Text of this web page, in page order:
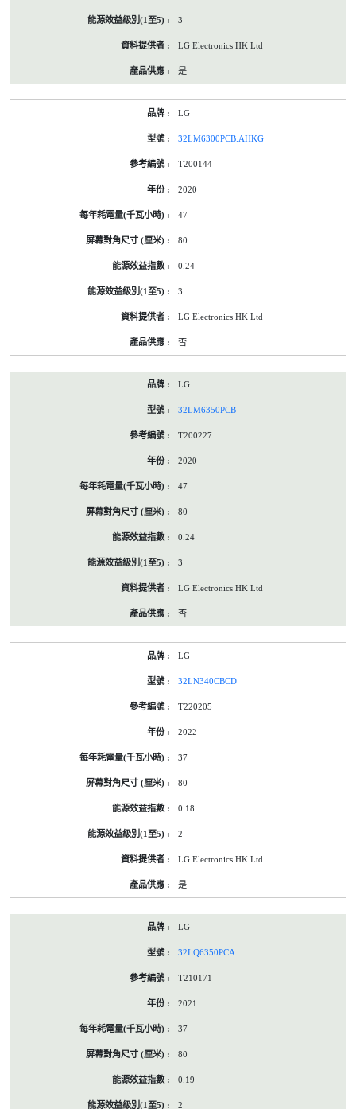
3
LG Electronics HK Ltd
是
LG
32LM6300PCB.AHKG
T200144
2020
47
80
0.24
3
LG Electronics HK Ltd
否
LG
32LM6350PCB
T200227
2020
47
80
0.24
3
LG Electronics HK Ltd
否
LG
32LN340CBCD
T220205
2022
37
80
0.18
2
LG Electronics HK Ltd
是
LG
32LQ6350PCA
T210171
2021
37
80
0.19
2